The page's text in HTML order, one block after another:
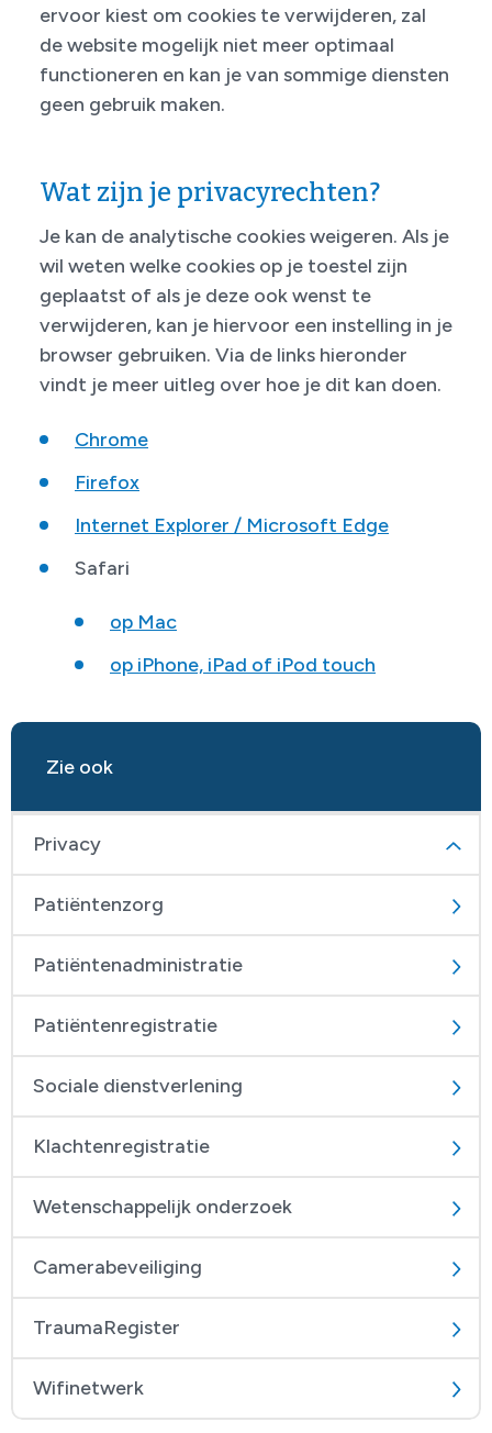
ervoor kiest om cookies te verwijderen, zal
de website mogelijk niet meer optimaal
functioneren en kan je van sommige diensten
geen gebruik maken.
Wat zijn je privacyrechten?
Je kan de analytische cookies weigeren. Als je
wil weten welke cookies op je toestel zijn
geplaatst of als je deze ook wenst te
verwijderen, kan je hiervoor een instelling in je
browser gebruiken. Via de links hieronder
vindt je meer uitleg over hoe je dit kan doen.
Chrome
Firefox
Internet Explorer / Microsoft Edge
Safari
op Mac
op iPhone, iPad of iPod touch
Zie ook
Privacy
Patiëntenzorg
Patiëntenadministratie
Patiëntenregistratie
Sociale dienstverlening
Klachtenregistratie
Wetenschappelijk onderzoek
Camerabeveiliging
TraumaRegister
Wifinetwerk